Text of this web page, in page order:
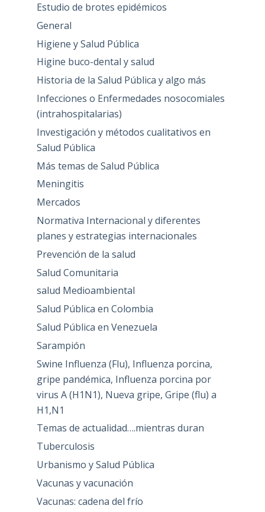
Estudio de brotes epidémicos
General
Higiene y Salud Pública
Higine buco-dental y salud
Historia de la Salud Pública y algo más
Infecciones o Enfermedades nosocomiales
(intrahospitalarias)
Investigación y métodos cualitativos en
Salud Pública
Más temas de Salud Pública
Meningitis
Mercados
Normativa Internacional y diferentes
planes y estrategias internacionales
Prevención de la salud
Salud Comunitaria
salud Medioambiental
Salud Pública en Colombia
Salud Pública en Venezuela
Sarampión
Swine Influenza (Flu), Influenza porcina,
gripe pandémica, Influenza porcina por
virus A (H1N1), Nueva gripe, Gripe (flu) a
H1,N1
Temas de actualidad….mientras duran
Tuberculosis
Urbanismo y Salud Pública
Vacunas y vacunación
Vacunas: cadena del frío